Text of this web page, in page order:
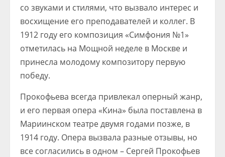
со звуками и стилями, что вызвало интерес и
восхищение его преподавателей и коллег. В
1912 году его композиция «Симфония №1»
отметилась на Мощной неделе в Москве и
принесла молодому композитору первую
победу.
Прокофьева всегда привлекал оперный жанр,
и его первая опера «Кина» была поставлена в
Мариинском театре двумя годами позже, в
1914 году. Опера вызвала разные отзывы, но
все согласились в одном – Сергей Прокофьев